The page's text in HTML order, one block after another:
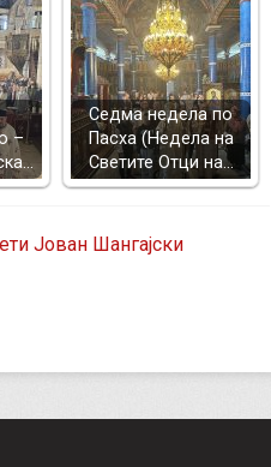
–
Седма недела по
Пасха (Недела на
Светите Отци на…
Јован Шангајски